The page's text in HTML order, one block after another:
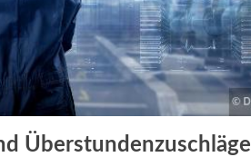
Überstundenzuschläge